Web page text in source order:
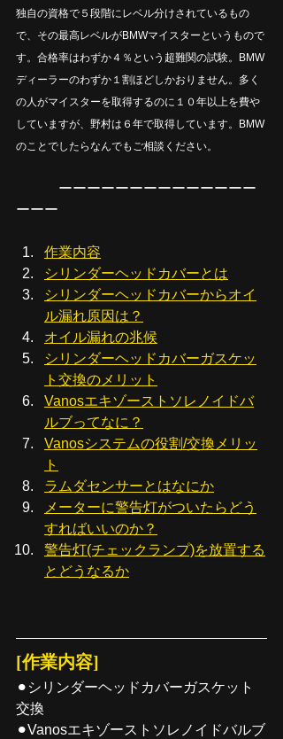
独自の資格で５段階にレベル分けされているもの
で、その最高レベルがBMWマイスターというもので
す。合格率はわずか４％という超難関の試験。BMW
ディーラーのわずか１割ほどしかおりません。多く
の人がマイスターを取得するのに１０年以上を費や
していますが、野村は６年で取得しています。BMW
のことでしたらなんでもご相談ください。
ーーーーーーーーーーーーーー
ーーー
作業内容
シリンダーヘッドカバーとは
シリンダーヘッドカバーからオイ
ル漏れ原因は？
オイル漏れの兆候
シリンダーヘッドカバーガスケッ
ト交換のメリット
Vanosエキゾーストソレノイドバ
ルブってなに？
Vanosシステムの役割/交換メリッ
ト
ラムダセンサーとはなにか
メーターに警告灯がついたらどう
すればいいのか？
警告灯(チェックランプ)を放置する
とどうなるか
[作業内容]
⚫︎シリンダーヘッドカバーガスケット
交換
⚫︎Vanosエキゾーストソレノイドバルブ